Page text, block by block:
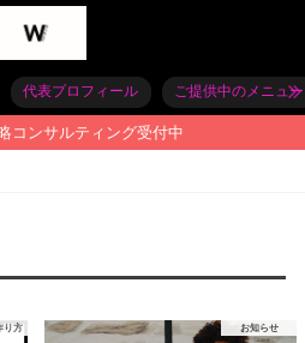
代表プロフィール ご提供中のメニュー
コンサルティング受付中
り方 お知らせ